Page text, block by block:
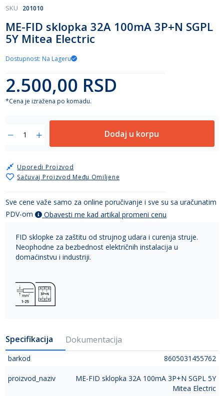
Skip
the
beginning
the
gallery
ME-FID sklopka 32A 100mA 3P+N SGPL
5Y Mitea Electric
SKU 201010
Dostupnost: Na Lageru
2.500,00 RSD
*Cena je izražena po komadu.
Dodaj u korpu
Sačuvaj Proizvod Među Omiljene
Uporedi Proizvod
Sve cene važe samo za online poručivanje i sve su sa uračunatim
PDV-om
Obavesti me kad artikal promeni cenu
FID sklopke za zaštitu od strujnog udara i curenja struje.
Neophodne za bezbednost električnih instalacija u
domaćinstvu i industriji.
Specifikacija Dokumentacija
barkod 8605031455762
proizvod_naziv
ME-FID sklopka 32A 100mA 3P+N SGPL 5Y
Mitea Electric